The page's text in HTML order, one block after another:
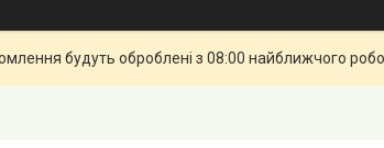
будуть оброблені з 08:00 найближчого